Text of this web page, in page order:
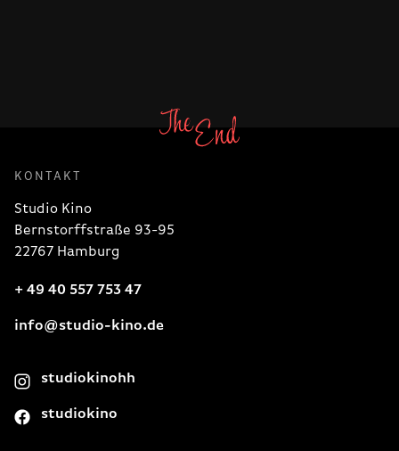
KONTAKT
Studio Kino
Bernstorffstraße 93-95
22767 Hamburg
+ 49 40 557 753 47
info@studio-kino.de
studiokinohh
studiokino